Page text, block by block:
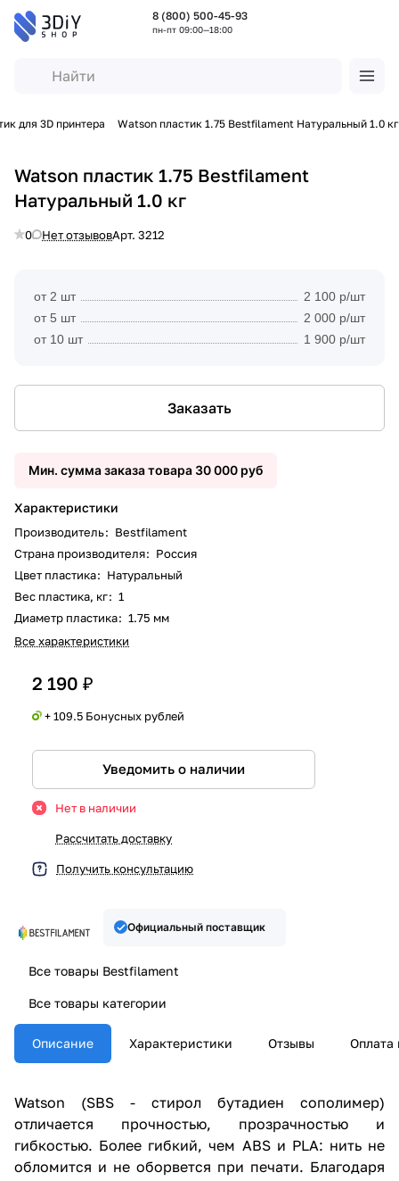
8 (800) 500-45-93
пн-пт 09:00—18:00
для 3D принтера Watson пластик 1.75 Bestfilament Натуральный 1.0 кг
Watson пластик 1.75 Bestfilament
Натуральный 1.0 кг
0 Нет отзывовАрт. 3212
от 2 шт
2 100 р/шт
от 5 шт
2 000 р/шт
от 10 шт
1 900 р/шт
Заказать
Мин. сумма заказа товара 30 000 руб
Характеристики
Производитель: Bestfilament
Страна производителя: Россия
Цвет пластика: Натуральный
Вес пластика, кг: 1
Диаметр пластика: 1.75 мм
Все характеристики
2 190 ₽
+ 109.5 Бонусных рублей
Уведомить о наличии
Нет в наличии
Рассчитать доставку
Получить консультацию
Официальный поставщик
Все товары Bestfilament
Все товары категории
Описание Характеристики Отзывы Оплата
Watson (SBS - стирол бутадиен сополимер)
отличается прочностью, прозрачностью и
гибкостью. Более гибкий, чем ABS и PLA: нить не
обломится и не оборвется при печати. Благодаря